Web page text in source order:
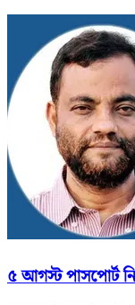
৫ আগস্ট পাসপোর্ট